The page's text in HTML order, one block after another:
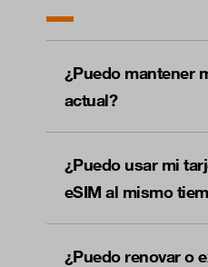
¿Puedo mantener
actual?
¿Puedo usar mi
eSIM al mismo
¿Puedo renovar o